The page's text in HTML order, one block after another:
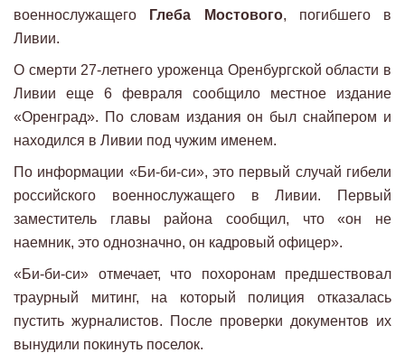
военнослужащего
Глеба Мостового, погибшего в
Ливии.
О смерти 27-летнего уроженца Оренбургской области в
Ливии еще 6 февраля сообщило местное издание
«Оренград». По словам издания он был снайпером и
находился в Ливии под чужим именем.
По информации «Би-би-си», это первый случай гибели
российского военнослужащего в Ливии. Первый
заместитель главы района сообщил, что «он не
наемник, это однозначно, он кадровый офицер».
«Би-би-си» отмечает, что похоронам предшествовал
траурный митинг, на который полиция отказалась
пустить журналистов. После проверки документов их
вынудили покинуть поселок.